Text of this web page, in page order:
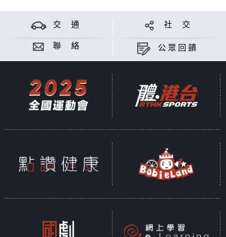
交 通 社 交
聯 絡 公眾回饋